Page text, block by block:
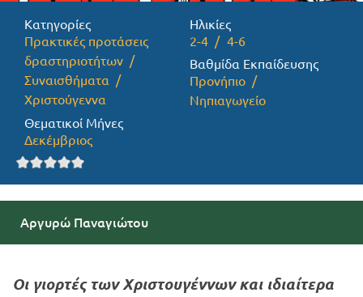
Προσφορές
Κατηγορίες
Πρακτικές προτάσεις
δραστηριοτήτων
Συναισθήματα
Χριστούγεννα
Ηλικίες
2-4
4-6
Βαθμίδα Εκπαίδευσης
Προνήπιο
Νηπιαγωγείο
Θεματικοί Μήνες
Δεκέμβριος
Αργυρώ Παναγιώτου
Οι γιορτές των Χριστουγέννων και ιδιαίτερα